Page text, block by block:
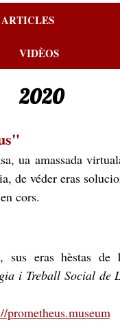
ARTICLES
VIDÈOS
2020
ua amassada
de véder eras
cors.
eras hèstas de
i Treball Social de
prometheus.museum